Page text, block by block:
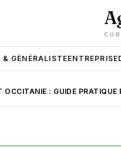
GÉNÉRALISTEENTREPRISE
OCCITANIE : GUIDE PRATIQUE